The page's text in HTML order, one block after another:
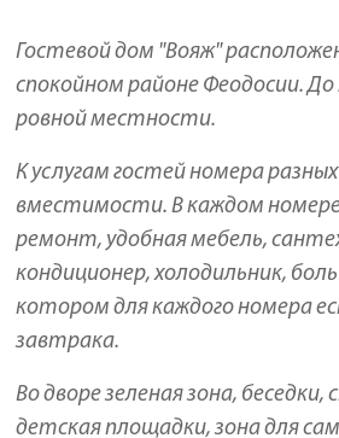
Гостевой дом "Вояж"
спокойном районе Феодосии.
ровной местности.
К услугам гостей номера
вместимости. В каждом
ремонт, удобная мебель,
кондиционер, холодильник,
котором для каждого номера
завтрака.
Во дворе зеленая зона, беседки,
детская площадки, зона для